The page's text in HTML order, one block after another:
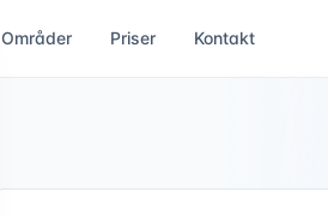
Områder Priser Kontakt